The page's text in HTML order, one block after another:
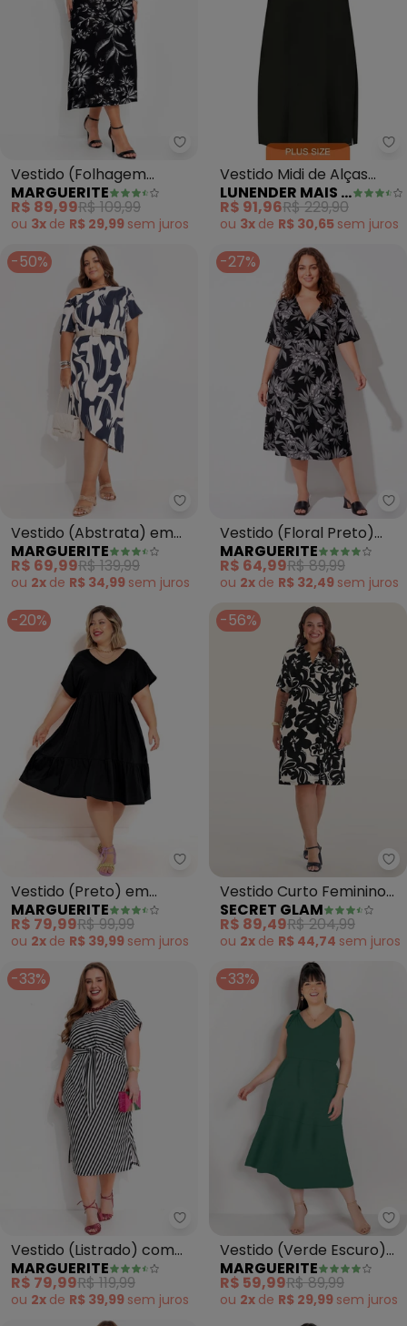
Marguerite - Vestido
Vestido (Folhagem
Preto) em Malha Tricô
MARGUERITE
R$ 89,99R$ 109,99
ou 3x de R$ 29,99 sem juros
Vestido Midi de Alças
com Decote em V
(Preto)
LUNENDER MAIS MULHER
R$ 91,96R$ 229,90
ou 3x de R$ 30,65 sem juros
-50%
Marguerite - Vestido
Vestido (Abstrata) em
Malha com Elastano
MARGUERITE
R$ 69,99R$ 139,99
ou 2x de R$ 34,99 sem juros
-27%
Vestido (Floral Preto)
Transpassado Plus Size
MARGUERITE
R$ 64,99R$ 89,99
ou 2x de R$ 32,49 sem juros
-20%
Marguerite - Vestido (Preto)
Vestido (Preto) em
Malha de Algodão
MARGUERITE
R$ 79,99R$ 99,99
ou 2x de R$ 39,99 sem juros
-56%
Vestido Curto Feminino
Plus Size (Preto)
SECRET GLAM
R$ 89,49R$ 204,99
ou 2x de R$ 44,74 sem juros
-33%
Marguerite - Vestido
Vestido (Listrado) com
Amarração
MARGUERITE
R$ 79,99R$ 119,99
ou 2x de R$ 39,99 sem juros
-33%
Vestido (Verde Escuro)
em Malha
MARGUERITE
R$ 59,99R$ 89,99
ou 2x de R$ 29,99 sem juros